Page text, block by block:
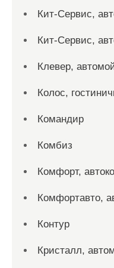
Кит-Сервис,
Кит-Сервис,
Клевер,
Колос,
Командир
Комбиз
Комфорт,
Комфортавто,
Контур
Кристалл,